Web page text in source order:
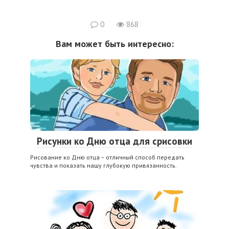
0 868
Вам может быть интересно:
Рисунки ко Дню отца для срисовки
Рисование ко Дню отца – отличный способ передать
чувства и показать нашу глубокую привязанность.